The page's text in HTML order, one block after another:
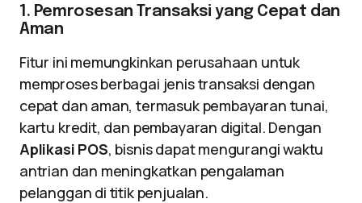
1. Pemrosesan Transaksi yang Cepat dan
Aman
Fitur ini memungkinkan perusahaan untuk
memproses berbagai jenis transaksi dengan
cepat dan aman, termasuk pembayaran tunai,
kartu kredit, dan pembayaran digital. Dengan
Aplikasi POS, bisnis dapat mengurangi waktu
antrian dan meningkatkan pengalaman
pelanggan di titik penjualan.